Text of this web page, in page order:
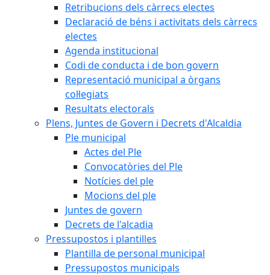
Retribucions dels càrrecs electes
Declaració de béns i activitats dels càrrecs
electes
Agenda institucional
Codi de conducta i de bon govern
Representació municipal a òrgans
col·legiats
Resultats electorals
Plens, Juntes de Govern i Decrets d'Alcaldia
Ple municipal
Actes del Ple
Convocatòries del Ple
Notícies del ple
Mocions del ple
Juntes de govern
Decrets de l'alcadia
Pressupostos i plantilles
Plantilla de personal municipal
Pressupostos municipals